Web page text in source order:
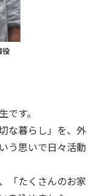
役
す。
な暮らし」を、外
う思いで日々活動
「たくさんのお家